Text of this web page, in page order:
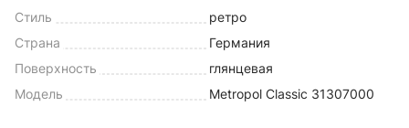
Стиль
ретро
Страна
Германия
Поверхность
глянцевая
Модель
Metropol Classic 31307000